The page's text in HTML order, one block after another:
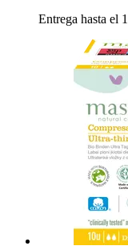
Entrega hasta el